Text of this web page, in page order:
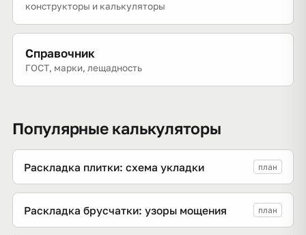
конструкторы и калькуляторы
Справочник
ГОСТ, марки, лещадность
Популярные калькуляторы
Раскладка плитки: схема укладки план
Раскладка брусчатки: узоры мощения план